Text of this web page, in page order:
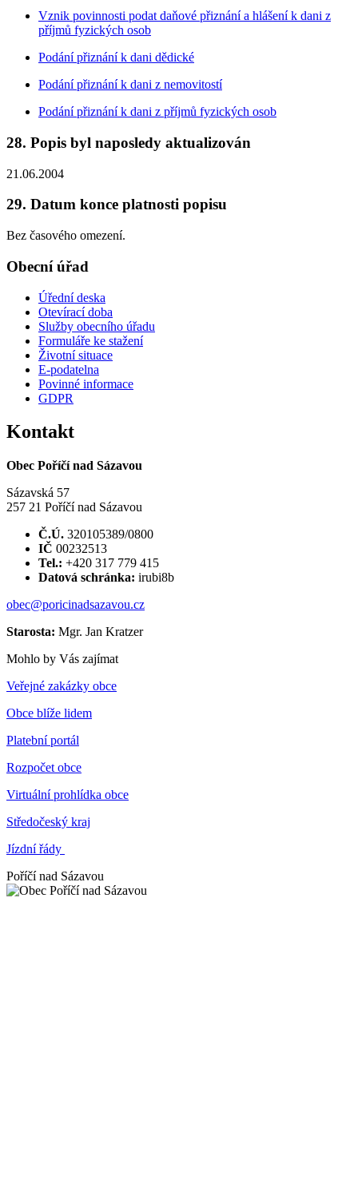
Vznik povinnosti podat daňové přiznání a hlášení k dani z
příjmů fyzických osob
Podání přiznání k dani dědické
Podání přiznání k dani z nemovitostí
Podání přiznání k dani z příjmů fyzických osob
28. Popis byl naposledy aktualizován
21.06.2004
29. Datum konce platnosti popisu
Bez časového omezení.
Obecní úřad
Úřední deska
Otevírací doba
Služby obecního úřadu
Formuláře ke stažení
Životní situace
E-podatelna
Povinné informace
GDPR
Kontakt
Obec Poříčí nad Sázavou
Sázavská 57
257 21 Poříčí nad Sázavou
Č.Ú. 320105389/0800
IČ 00232513
Tel.: +420 317 779 415
Datová schránka: irubi8b
obec@poricinadsazavou.cz
Starosta: Mgr. Jan Kratzer
Mohlo by Vás zajímat
Veřejné zakázky obce
Obce blíže lidem
Platební portál
Rozpočet obce
Virtuální prohlídka obce
Středočeský kraj
Jízdní řády
Poříčí nad Sázavou